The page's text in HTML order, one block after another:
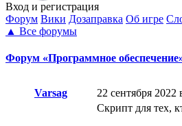
Вход и регистрация
Форум Вики Дозаправка Об игре
▲ Все форумы
Форум «Программное
Varsag 22 сентября 2022
Скрипт для тех,